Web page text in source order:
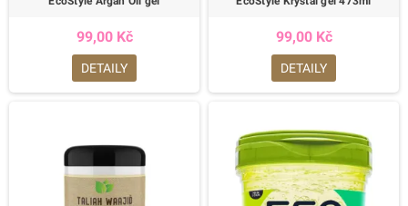
99,00 Kč
DETAILY
99,00 Kč
DETAILY